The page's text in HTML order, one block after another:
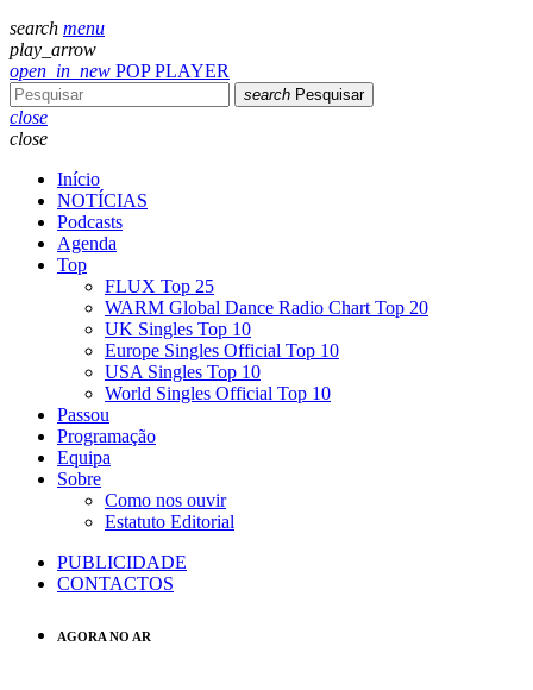
search menu
play_arrow
open_in_new POP PLAYER
search Pesquisar
close
close
Início
NOTÍCIAS
Podcasts
Agenda
Top
FLUX Top 25
WARM Global Dance Radio Chart Top 20
UK Singles Top 10
Europe Singles Official Top 10
USA Singles Top 10
World Singles Official Top 10
Passou
Programação
Equipa
Sobre
Como nos ouvir
Estatuto Editorial
PUBLICIDADE
CONTACTOS
AGORA NO AR